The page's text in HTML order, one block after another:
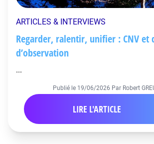
ARTICLES & INTERVIEWS
Regarder, ralentir, unifier : CNV et
d’observation
...
Publié le 19/06/2026 Par Robert
LIRE L'ARTICLE